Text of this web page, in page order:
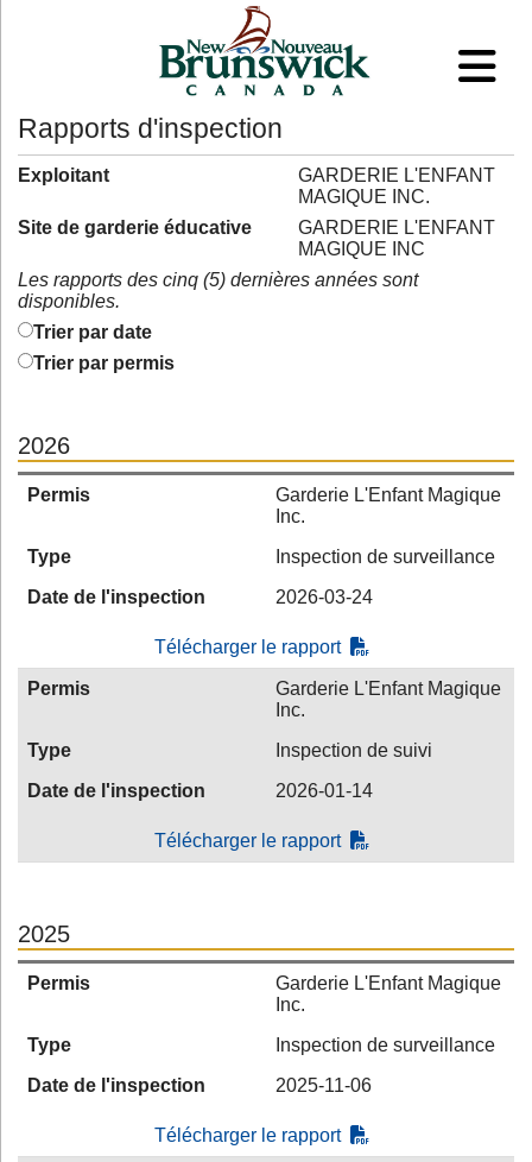
Rapports d'inspection
Exploitant
GARDERIE L'ENFANT
MAGIQUE INC.
Site de garderie éducative
GARDERIE L'ENFANT
MAGIQUE INC
Les rapports des cinq (5) dernières années sont
disponibles.
Trier par date
Trier par permis
2026
Permis
Garderie L'Enfant Magique
Inc.
Type
Inspection de surveillance
Date de l'inspection
2026-03-24
Télécharger le rapport
Permis
Garderie L'Enfant Magique
Inc.
Type
Inspection de suivi
Date de l'inspection
2026-01-14
Télécharger le rapport
2025
Permis
Garderie L'Enfant Magique
Inc.
Type
Inspection de surveillance
Date de l'inspection
2025-11-06
Télécharger le rapport